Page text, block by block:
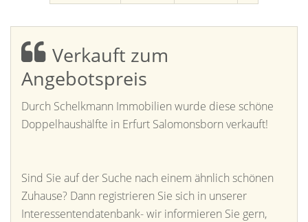
Verkauft zum
Angebotspreis
Durch Schelkmann Immobilien wurde diese schöne
Doppelhaushälfte in Erfurt Salomonsborn verkauft!
Sind Sie auf der Suche nach einem ähnlich schönen
Zuhause? Dann registrieren Sie sich in unserer
Interessentendatenbank- wir informieren Sie gern,